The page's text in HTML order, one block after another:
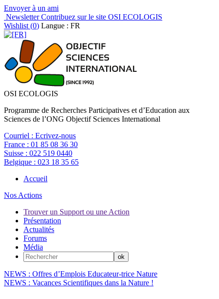
Envoyer à un ami
NewsletterContribuez sur le site OSI ECOLOGIS
Wishlist (0) Langue : FR
OSI ECOLOGIS
Programme de Recherches Participatives et d’Education aux
Sciences de l’ONG Objectif Sciences International
Courriel : Ecrivez-nous
France : 01 85 08 36 30
Suisse : 022 519 0440
Belgique : 023 18 35 65
Accueil
Nos Actions
Trouver un Support ou une Action
Présentation
Actualités
Forums
Média
NEWS : Offres d’Emplois Educateur-trice Nature
NEWS : Vacances Scientifiques dans la Nature !